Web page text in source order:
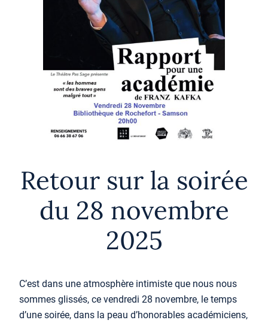
Retour sur la soirée
du 28 novembre
2025
C’est dans une atmosphère intimiste que nous nous
sommes glissés, ce vendredi 28 novembre, le temps
d’une soirée, dans la peau d’honorables académiciens,